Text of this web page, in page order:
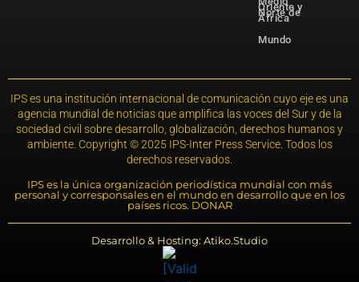
Oriente y
Norte de
África
Mundo
IPS es una institución internacional de comunicación cuyo eje es una
agencia mundial de noticias que amplifica las voces del Sur y de la
sociedad civil sobre desarrollo, globalización, derechos humanos y
ambiente. Copyright © 2025 IPS-Inter Press Service. Todos los
derechos reservados.
IPS es la única organización periodística mundial con más
personal y corresponsales en el mundo en desarrollo que en los
países ricos. DONAR
Desarrollo & Hosting: Atiko.Studio